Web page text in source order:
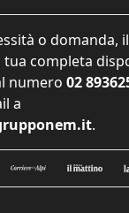
o domanda,
completa
numero 02
a
.